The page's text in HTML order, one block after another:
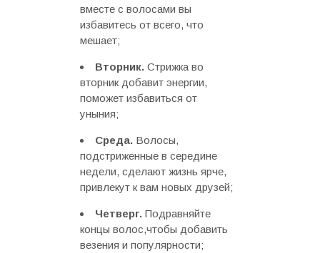
вместе с волосами вы
избавитесь от всего, что
мешает;
Вторник. Стрижка во
вторник добавит энергии,
поможет избавиться от
уныния;
Среда. Волосы,
подстриженные в середине
недели, сделают жизнь ярче,
привлекут к вам новых друзей;
Четверг. Подравняйте
концы волос,чтобы добавить
везения и популярности;